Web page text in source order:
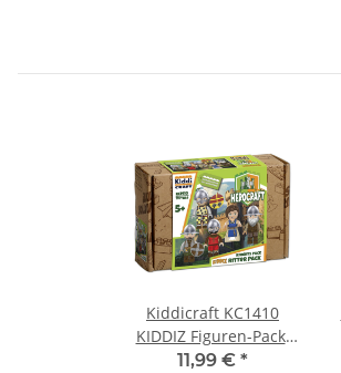
Kiddicraft KC1410
KIDDIZ Figuren-Pack:
Ritter
11,99 € *